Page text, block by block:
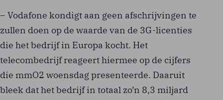
– Vodafone kondigt aan geen afschrijvingen te
zullen doen op de waarde van de 3G-licenties
die het bedrijf in Europa kocht. Het
telecombedrijf reageert hiermee op de cijfers
die mmO2 woensdag presenteerde. Daaruit
bleek dat het bedrijf in totaal zo’n 8,3 miljard